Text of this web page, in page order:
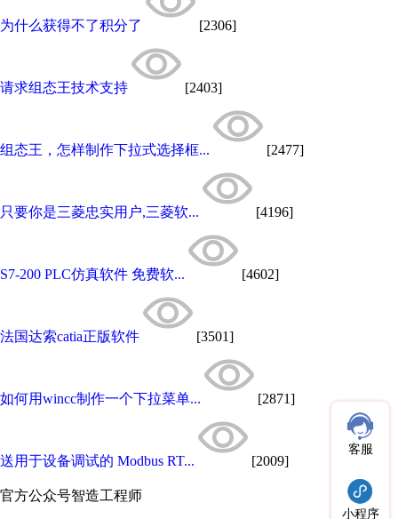
为什么获得不了积分了 [2306]
请求组态王技术支持 [2403]
组态王，怎样制作下拉式选择框... [2477]
只要你是三菱忠实用户,三菱软... [4196]
S7-200 PLC仿真软件 免费软... [4602]
法国达索catia正版软件 [3501]
如何用wincc制作一个下拉菜单... [2871]
送用于设备调试的 Modbus RT... [2009]
官方公众号智造工程师
客服
小程序